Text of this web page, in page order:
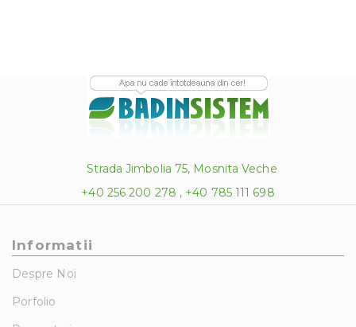
Strada Jimbolia 75, Mosnita Veche
+40 256 200 278 , +40 785 111 698
Informatii
Despre Noi
Porfolio